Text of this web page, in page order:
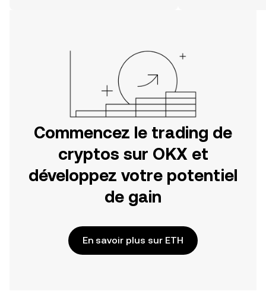
Commencez le trading de
cryptos sur OKX et
développez votre potentiel
de gain
En savoir plus sur ETH